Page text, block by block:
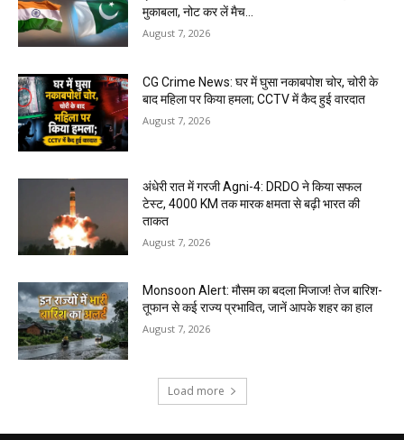
मुकाबला, नोट कर लें मैच...
August 7, 2026
CG Crime News: घर में घुसा नकाबपोश चोर, चोरी के
बाद महिला पर किया हमला; CCTV में कैद हुई वारदात
August 7, 2026
अंधेरी रात में गरजी Agni-4: DRDO ने किया सफल
टेस्ट, 4000 KM तक मारक क्षमता से बढ़ी भारत की
ताकत
August 7, 2026
Monsoon Alert: मौसम का बदला मिजाज! तेज बारिश-
तूफान से कई राज्य प्रभावित, जानें आपके शहर का हाल
August 7, 2026
Load more